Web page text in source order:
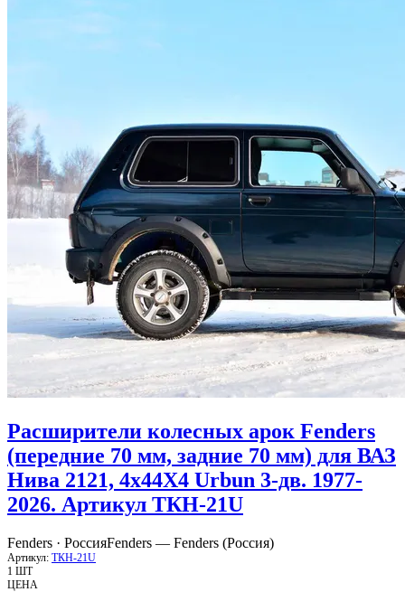
Расширители колесных арок Fenders
(передние 70 мм, задние 70 мм) для ВАЗ
Нива 2121, 4x44X4 Urbun 3-дв. 1977-
2026. Артикул ТКН-21U
Fenders · РоссияFenders — Fenders (Россия)
Артикул: ТКН-21U
1 ШТ
ЦЕНА